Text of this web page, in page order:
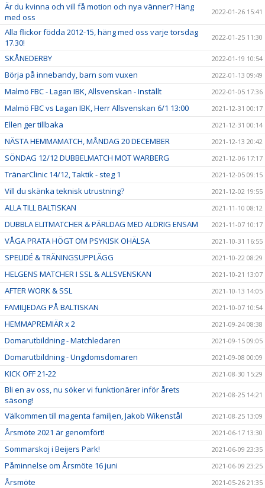
Är du kvinna och vill få motion och nya vänner? Häng
med oss
2022-01-26 15:41
Alla flickor födda 2012-15, häng med oss varje torsdag
17.30!
2022-01-25 11:30
SKÅNEDERBY 2022-01-19 10:54
Börja på innebandy, barn som vuxen 2022-01-13 09:49
Malmö FBC - Lagan IBK, Allsvenskan - Inställt 2022-01-05 17:36
Malmö FBC vs Lagan IBK, Herr Allsvenskan 6/1 13:00 2021-12-31 00:17
Ellen ger tillbaka 2021-12-31 00:14
NÄSTA HEMMAMATCH, MÅNDAG 20 DECEMBER 2021-12-13 20:42
SÖNDAG 12/12 DUBBELMATCH MOT WARBERG 2021-12-06 17:17
TränarClinic 14/12, Taktik - steg 1 2021-12-05 09:15
Vill du skänka teknisk utrustning? 2021-12-02 19:55
ALLA TILL BALTISKAN 2021-11-10 08:12
DUBBLA ELITMATCHER & PÄRLDAG MED ALDRIG ENSAM 2021-11-07 10:17
VÅGA PRATA HÖGT OM PSYKISK OHÄLSA 2021-10-31 16:55
SPELIDÉ & TRÄNINGSUPPLÄGG 2021-10-22 08:29
HELGENS MATCHER I SSL & ALLSVENSKAN 2021-10-21 13:07
AFTER WORK & SSL 2021-10-13 14:05
FAMILJEDAG PÅ BALTISKAN 2021-10-07 10:54
HEMMAPREMIÄR x 2 2021-09-24 08:38
Domarutbildning - Matchledaren 2021-09-15 09:05
Domarutbildning - Ungdomsdomaren 2021-09-08 00:09
KICK OFF 21-22 2021-08-30 15:29
Bli en av oss, nu söker vi funktionärer inför årets
säsong!
2021-08-25 14:21
Välkommen till magenta familjen, Jakob Wikenstål 2021-08-25 13:09
Årsmöte 2021 är genomfört! 2021-06-17 13:30
Sommarskoj i Beijers Park! 2021-06-09 23:35
Påminnelse om Årsmöte 16 juni 2021-06-09 23:25
Årsmöte 2021-05-26 21:35